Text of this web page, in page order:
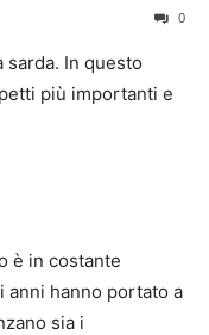
0
In questo
più importanti e
è in costante
anni hanno portato a
sia i